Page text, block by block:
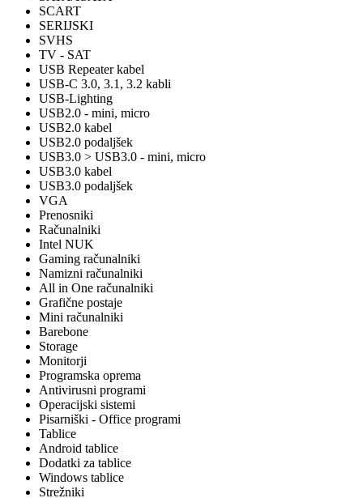
SCART
SERIJSKI
SVHS
TV - SAT
USB Repeater kabel
USB-C 3.0, 3.1, 3.2 kabli
USB-Lighting
USB2.0 - mini, micro
USB2.0 kabel
USB2.0 podaljšek
USB3.0 > USB3.0 - mini, micro
USB3.0 kabel
USB3.0 podaljšek
VGA
Prenosniki
Računalniki
Intel NUK
Gaming računalniki
Namizni računalniki
All in One računalniki
Grafične postaje
Mini računalniki
Barebone
Storage
Monitorji
Programska oprema
Antivirusni programi
Operacijski sistemi
Pisarniški - Office programi
Tablice
Android tablice
Dodatki za tablice
Windows tablice
Strežniki